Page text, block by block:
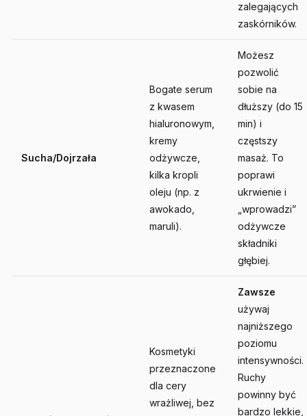
zalegających
zaskórników.
Sucha/Dojrzała
Bogate serum
z kwasem
hialuronowym,
kremy
odżywcze,
kilka kropli
oleju (np. z
awokado,
maruli).
Możesz
pozwolić
sobie na
dłuższy (do 15
min) i
częstszy
masaż. To
poprawi
ukrwienie i
„wprowadzi”
odżywcze
składniki
głębiej.
Kosmetyki
przeznaczone
dla cery
wrażliwej, bez
Zawsze
używaj
najniższego
poziomu
intensywności.
Ruchy
powinny być
bardzo lekkie,